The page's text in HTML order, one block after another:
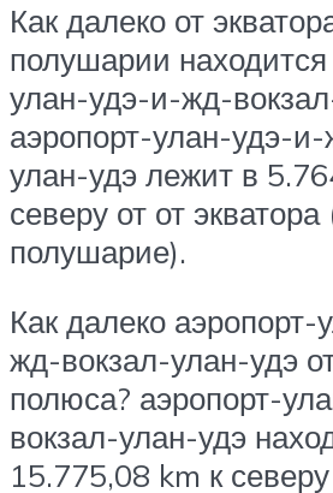
Как далеко от
полушарии
улан-удэ-и-жд-
аэропорт-улан-удэ-
улан-удэ лежит в
северу от от
полушарие).
Как далеко
жд-вокзал-улан-удэ
полюса? аэропорт-
вокзал-улан-удэ
15.775,08 km к